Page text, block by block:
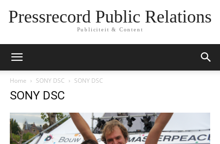
Pressrecord Public Relations
Publiciteit & Content
Home SONY DSC SONY DSC
SONY DSC